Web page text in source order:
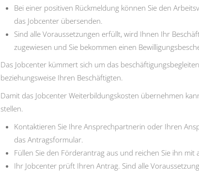
Bei einer positiven Rückmeldung können Sie den
das Jobcenter übersenden.
Sind alle Voraussetzungen erfüllt, wird Ihnen Ihr
zugewiesen und Sie bekommen einen
Das Jobcenter kümmert sich um das
beziehungsweise Ihren Beschäftigten.
Damit das Jobcenter Weiterbildungskosten übernehmen
stellen.
Kontaktieren Sie Ihre Ansprechpartnerin oder Ihren
das Antragsformular.
Füllen Sie den Förderantrag aus und reichen Sie ihn mit
Ihr Jobcenter prüft Ihren Antrag. Sind alle